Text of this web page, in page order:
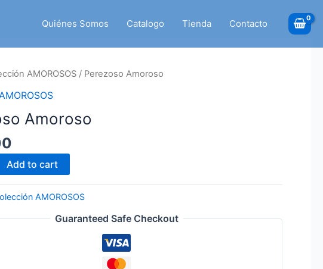
Quiénes Somos Catalogo Tienda Contacto
AMOROSOS / Perezoso Amoroso
Amoroso
Add to cart
AMOROSOS
Guaranteed Safe Checkout